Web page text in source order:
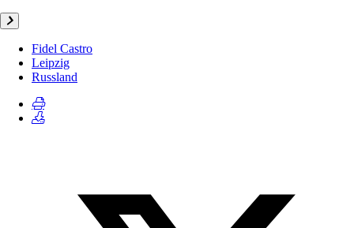
Fidel Castro
Leipzig
Russland